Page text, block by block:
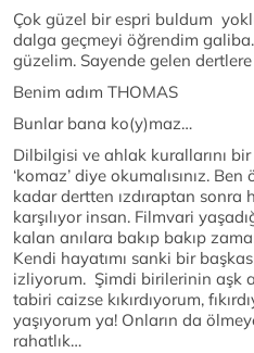
Çok güzel bir espri buldum
dalga geçmeyi öğrendim
güzelim. Sayende gelen
Benim adım THOMAS
Bunlar bana ko(y)maz…
Dilbilgisi ve ahlak kurallarını
‘komaz’ diye okumalısınız.
kadar dertten ızdıraptan sonra
karşılıyor insan. Filmvari
kalan anılara bakıp bakıp
Kendi hayatımı sanki bir
izliyorum. Şimdi birilerinin aşk
tabiri caizse kıkırdıyorum,
yaşıyorum ya! Onların da
rahatlık…